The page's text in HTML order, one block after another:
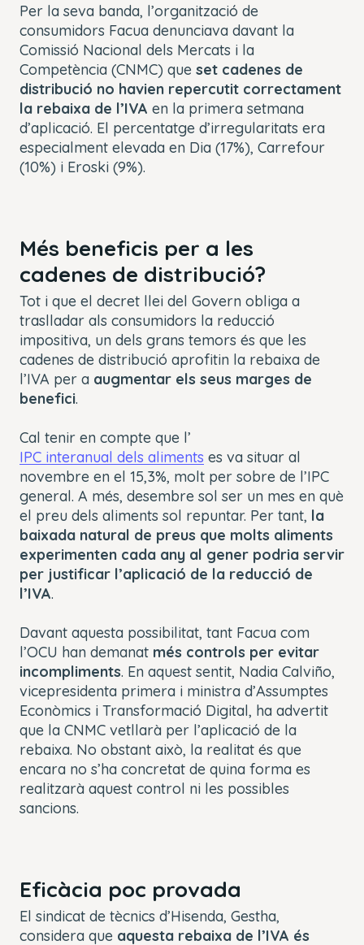
Per la seva banda, l’organització de
consumidors Facua denunciava davant la
Comissió Nacional dels Mercats i la
Competència (CNMC) que set cadenes de
distribució no havien repercutit correctament
la rebaixa de l’IVA en la primera setmana
d’aplicació. El percentatge d’irregularitats era
especialment elevada en Dia (17%), Carrefour
(10%) i Eroski (9%).
Més beneficis per a les
cadenes de distribució?
Tot i que el decret llei del Govern obliga a
traslladar als consumidors la reducció
impositiva, un dels grans temors és que les
cadenes de distribució aprofitin la rebaixa de
l’IVA per a augmentar els seus marges de
benefici.
Cal tenir en compte que l’
IPC interanual dels aliments es va situar al
novembre en el 15,3%, molt per sobre de l’IPC
general. A més, desembre sol ser un mes en què
el preu dels aliments sol repuntar. Per tant, la
baixada natural de preus que molts aliments
experimenten cada any al gener podria servir
per justificar l’aplicació de la reducció de
l’IVA.
Davant aquesta possibilitat, tant Facua com
l’OCU han demanat més controls per evitar
incompliments. En aquest sentit, Nadia Calviño,
vicepresidenta primera i ministra d’Assumptes
Econòmics i Transformació Digital, ha advertit
que la CNMC vetllarà per l’aplicació de la
rebaixa. No obstant això, la realitat és que
encara no s’ha concretat de quina forma es
realitzarà aquest control ni les possibles
sancions.
Eficàcia poc provada
El sindicat de tècnics d’Hisenda, Gestha,
considera que aquesta rebaixa de l’IVA és